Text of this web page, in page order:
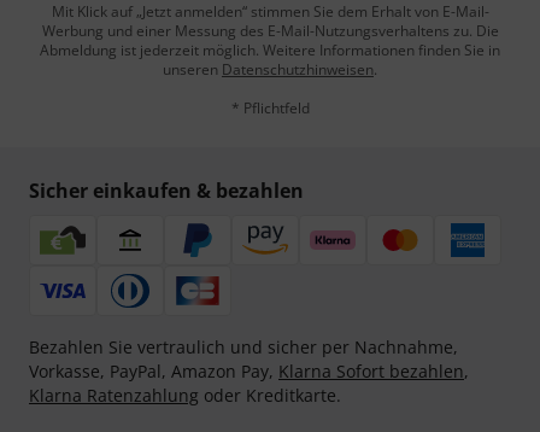
Mit Klick auf „Jetzt anmelden“ stimmen Sie dem Erhalt von E-Mail-
Werbung und einer Messung des E-Mail-Nutzungsverhaltens zu. Die
Abmeldung ist jederzeit möglich. Weitere Informationen finden Sie in
unseren Datenschutzhinweisen.
* Pflichtfeld
Sicher einkaufen & bezahlen
Bezahlen Sie vertraulich und sicher per Nachnahme,
Vorkasse, PayPal, Amazon Pay, Klarna Sofort bezahlen,
Klarna Ratenzahlung oder Kreditkarte.